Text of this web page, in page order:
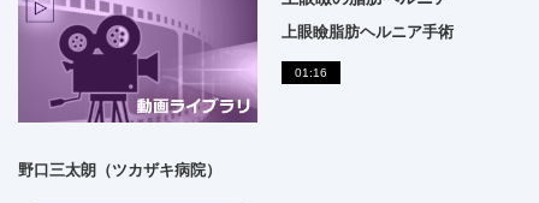
上眼瞼脂肪ヘルニア手術
01:16
野口三太朗（ツカザキ病院）